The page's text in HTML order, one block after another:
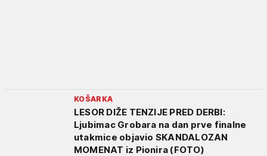
KOŠARKA
LESOR DIŽE TENZIJE PRED DERBI:
Ljubimac Grobara na dan prve finalne
utakmice objavio SKANDALOZAN
MOMENAT iz Pionira (FOTO)